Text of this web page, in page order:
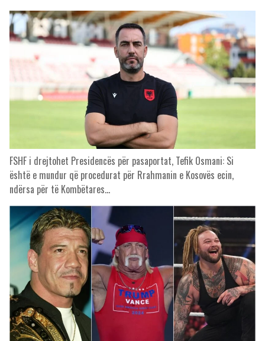
FSHF i drejtohet Presidencës për pasaportat, Tefik Osmani: Si
është e mundur që procedurat për Rrahmanin e Kosovës ecin,
ndërsa për të Kombëtares…